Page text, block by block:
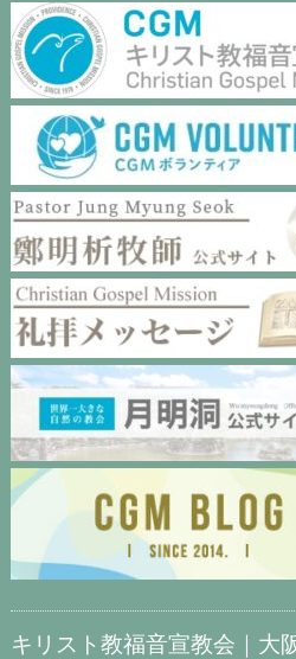
キリスト教福音宣教会｜大